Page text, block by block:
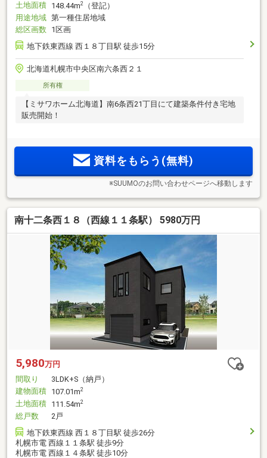
土地面積 148.44m2
（登記）
用途地域 第一種住居地域
総区画数 1区画
地下鉄東西線 西１８丁目駅 徒歩15分
北海道札幌市中央区南六条西２１
所有権
【ミサワホーム北海道】南6条西21丁目にて建築条件付き宅地
販売開始！
資料をもらう(無料)
※SUUMOのお問い合わせページへ移動します
南十二条西１８（西線１１条駅） 5980万円
5,980万円
間取り
3LDK+S（納戸）
建物面積 107.01m2
土地面積 111.54m2
総戸数
2戸
地下鉄東西線 西１８丁目駅 徒歩26分
札幌市電 西線１１条駅 徒歩9分
札幌市電 西線１４条駅 徒歩10分